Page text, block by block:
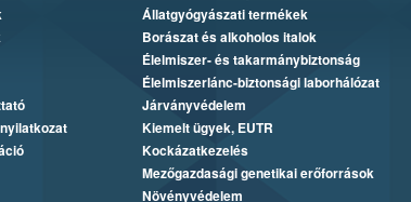
Állatgyógyászati termékek
Borászat és alkoholos italok
Élelmiszer- és takarmánybiztonság
Élelmiszerlánc-biztonsági laborhálózat
Járványvédelem
Kiemelt ügyek, EUTR
Kockázatkezelés
Mezőgazdasági genetikai erőforrások
Növényvédelem